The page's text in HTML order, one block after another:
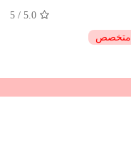
5.0
/
5
متخصص